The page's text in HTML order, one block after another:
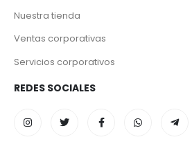
Nuestra tienda
Ventas corporativas
Servicios corporativos
REDES SOCIALES